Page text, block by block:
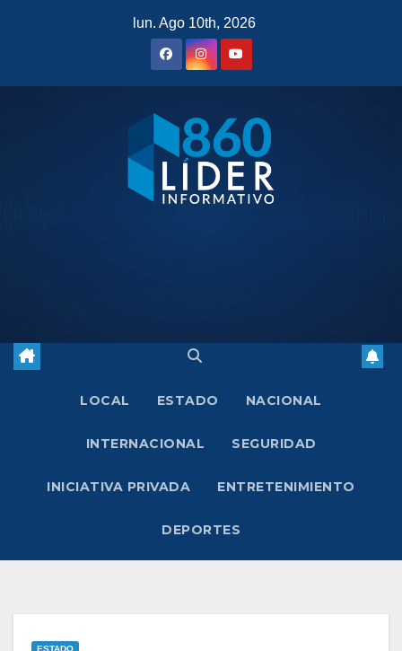
lun. Ago 10th, 2026
LOCAL ESTADO NACIONAL
INTERNACIONAL SEGURIDAD
INICIATIVA PRIVADA ENTRETENIMIENTO
DEPORTES
ESTADO